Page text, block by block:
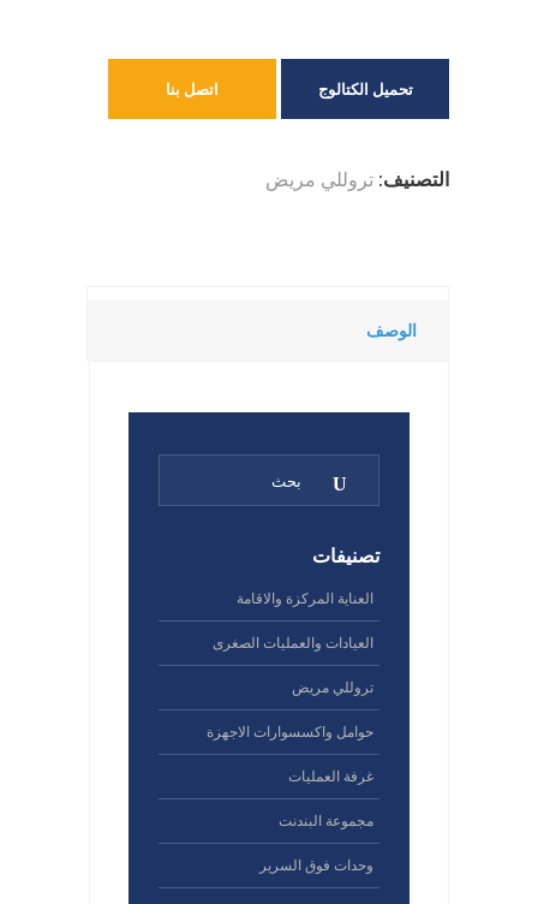
تحميل الكتالوج اتصل بنا
التصنيف: تروللي مريض
الوصف
تصنيفات
العناية المركزة والاقامة
العيادات والعمليات الصغرى
تروللي مريض
حوامل واكسسوارات الاجهزة
غرفة العمليات
مجموعة البندنت
وحدات فوق السرير